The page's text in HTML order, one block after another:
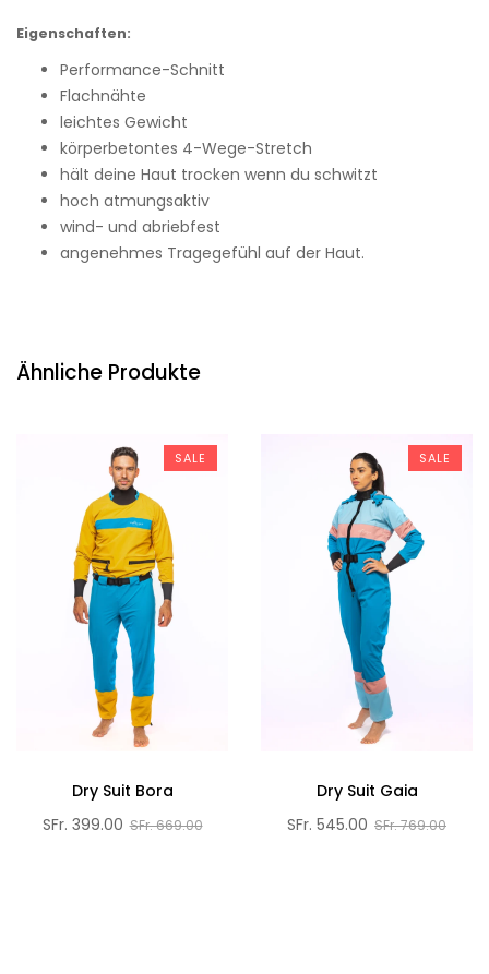
Eigenschaften:
Performance-Schnitt
Flachnähte
leichtes Gewicht
körperbetontes 4-Wege-Stretch
hält deine Haut trocken wenn du schwitzt
hoch atmungsaktiv
wind- und abriebfest
angenehmes Tragegefühl auf der Haut.
Ähnliche Produkte
SALE
Dry Suit Bora
SFr. 399.00 SFr. 669.00
SALE
Dry Suit Gaia
SFr. 545.00 SFr. 769.00